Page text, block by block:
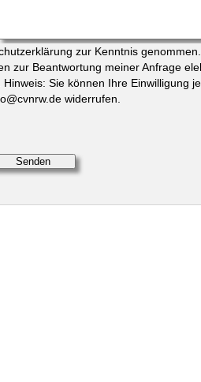
zur Kenntnis
zur Beantwortung meiner Anfrage
Sie können Ihre Einwilligung
widerrufen.